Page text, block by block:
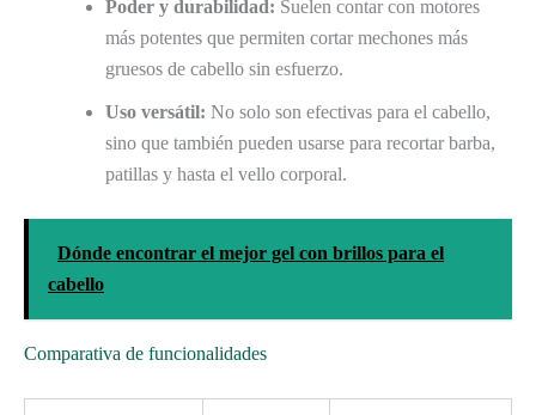
Poder y durabilidad: Suelen contar con motores
más potentes que permiten cortar mechones más
gruesos de cabello sin esfuerzo.
Uso versátil: No solo son efectivas para el cabello,
sino que también pueden usarse para recortar barba,
patillas y hasta el vello corporal.
Dónde encontrar el mejor gel con brillos para el
cabello
Comparativa de funcionalidades